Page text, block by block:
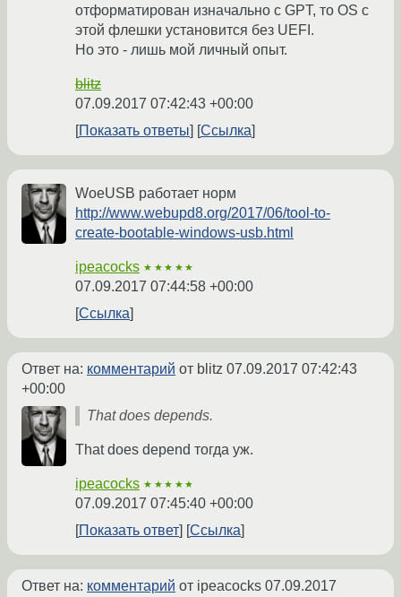
отформатирован изначально с GPT, то OS с
этой флешки установится без UEFI.
Но это - лишь мой личный опыт.
blitz
07.09.2017 07:42:43 +00:00
Показать ответы
Ссылка
WoeUSB работает норм
http://www.webupd8.org/2017/06/tool-to-
create-bootable-windows-usb.html
ipeacocks ★★★★★
07.09.2017 07:44:58 +00:00
Ссылка
Ответ на: комментарий от blitz 07.09.2017 07:42:43
+00:00
That does depends.
That does depend тогда уж.
ipeacocks ★★★★★
07.09.2017 07:45:40 +00:00
Показать ответ
Ссылка
Ответ на: комментарий от ipeacocks 07.09.2017